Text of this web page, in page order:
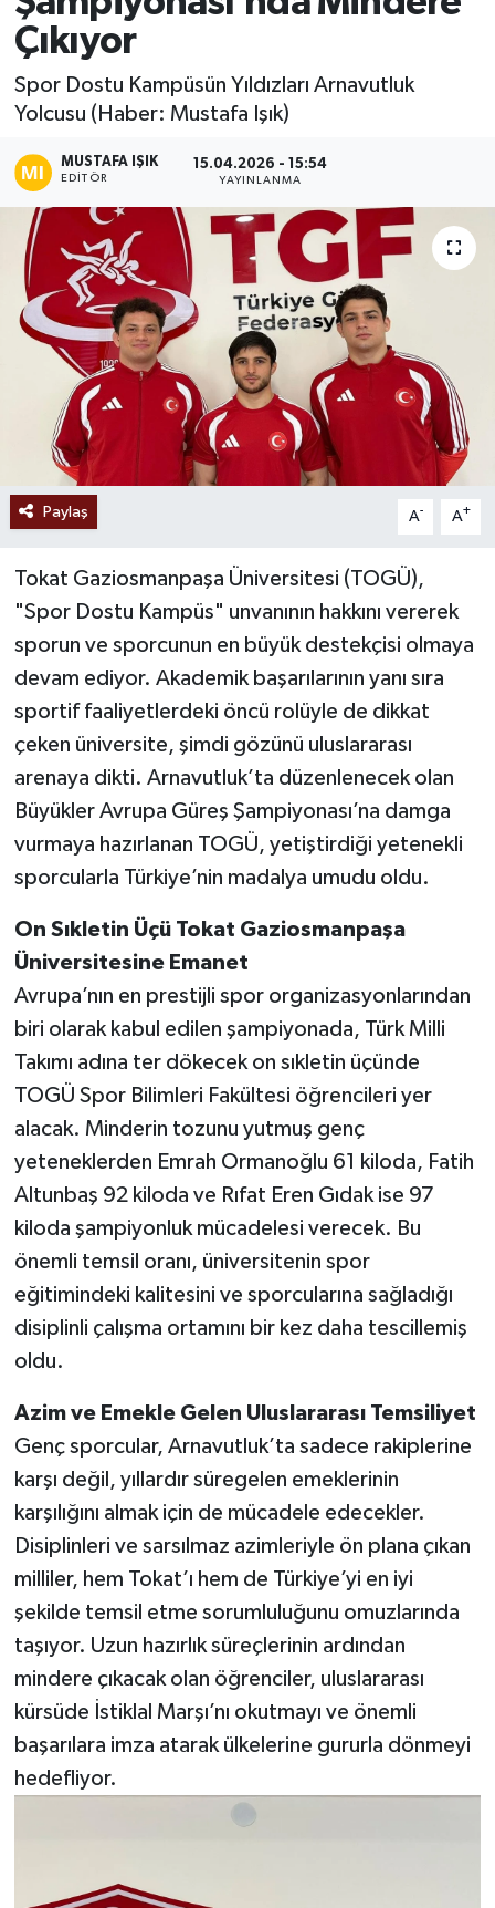
Çıkıyor
Spor Dostu Kampüsün Yıldızları Arnavutluk
Yolcusu (Haber: Mustafa Işık)
MUSTAFA IŞIK
EDITÖR
15.04.2026 - 15:54
YAYINLANMA
Paylaş A- A+
Tokat Gaziosmanpaşa Üniversitesi (TOGÜ),
"Spor Dostu Kampüs" unvanının hakkını vererek
sporun ve sporcunun en büyük destekçisi olmaya
devam ediyor. Akademik başarılarının yanı sıra
sportif faaliyetlerdeki öncü rolüyle de dikkat
çeken üniversite, şimdi gözünü uluslararası
arenaya dikti. Arnavutluk’ta düzenlenecek olan
Büyükler Avrupa Güreş Şampiyonası’na damga
vurmaya hazırlanan TOGÜ, yetiştirdiği yetenekli
sporcularla Türkiye’nin madalya umudu oldu.
On Sıkletin Üçü Tokat Gaziosmanpaşa
Üniversitesine Emanet
Avrupa’nın en prestijli spor organizasyonlarından
biri olarak kabul edilen şampiyonada, Türk Milli
Takımı adına ter dökecek on sıkletin üçünde
TOGÜ Spor Bilimleri Fakültesi öğrencileri yer
alacak. Minderin tozunu yutmuş genç
yeteneklerden Emrah Ormanoğlu 61 kiloda, Fatih
Altunbaş 92 kiloda ve Rıfat Eren Gıdak ise 97
kiloda şampiyonluk mücadelesi verecek. Bu
önemli temsil oranı, üniversitenin spor
eğitimindeki kalitesini ve sporcularına sağladığı
disiplinli çalışma ortamını bir kez daha tescillemiş
oldu.
Azim ve Emekle Gelen Uluslararası Temsiliyet
Genç sporcular, Arnavutluk’ta sadece rakiplerine
karşı değil, yıllardır süregelen emeklerinin
karşılığını almak için de mücadele edecekler.
Disiplinleri ve sarsılmaz azimleriyle ön plana çıkan
milliler, hem Tokat’ı hem de Türkiye’yi en iyi
şekilde temsil etme sorumluluğunu omuzlarında
taşıyor. Uzun hazırlık süreçlerinin ardından
mindere çıkacak olan öğrenciler, uluslararası
kürsüde İstiklal Marşı’nı okutmayı ve önemli
başarılara imza atarak ülkelerine gururla dönmeyi
hedefliyor.
Ekonomi
Sağlık
Tokat Haber